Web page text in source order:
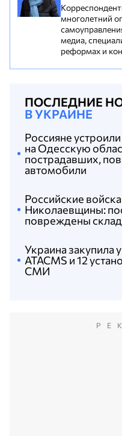
многолетний
медиа,
реформах и
ПОСЛЕДНИЕ
В УКРАИНЕ
Украина закупила
ATACMS и 12
СМИ
Российские
Николаевщины:
повреждены
Россияне
на Одесскую
пострадавших,
автомобили